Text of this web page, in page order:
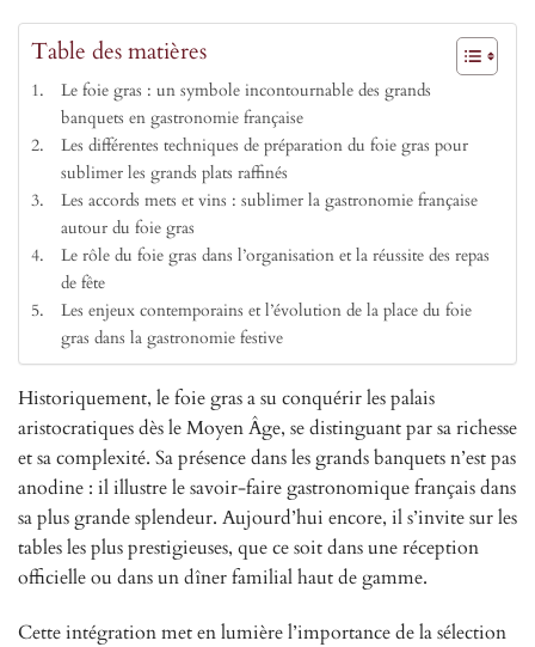
Table des matières
Le foie gras : un symbole incontournable des grands
banquets en gastronomie française
Les différentes techniques de préparation du foie gras pour
sublimer les grands plats raffinés
Les accords mets et vins : sublimer la gastronomie française
autour du foie gras
Le rôle du foie gras dans l’organisation et la réussite des repas
de fête
Les enjeux contemporains et l’évolution de la place du foie
gras dans la gastronomie festive
Historiquement, le foie gras a su conquérir les palais
aristocratiques dès le Moyen Âge, se distinguant par sa richesse
et sa complexité. Sa présence dans les grands banquets n’est pas
anodine : il illustre le savoir-faire gastronomique français dans
sa plus grande splendeur. Aujourd’hui encore, il s’invite sur les
tables les plus prestigieuses, que ce soit dans une réception
officielle ou dans un dîner familial haut de gamme.
Cette intégration met en lumière l’importance de la sélection